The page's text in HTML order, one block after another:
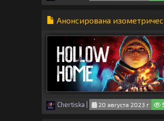
Анонсирована
Chertiska 20 августа 2023 г